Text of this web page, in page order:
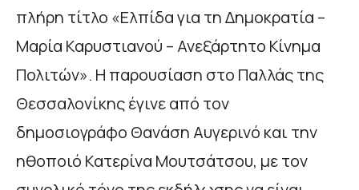
πλήρη τίτλο «Ελπίδα για τη Δημοκρατία –
Μαρία Καρυστιανού – Ανεξάρτητο Κίνημα
Πολιτών». Η παρουσίαση στο Παλλάς της
Θεσσαλονίκης έγινε από τον
δημοσιογράφο Θανάση Αυγερινό και την
ηθοποιό Κατερίνα Μουτσάτσου, με τον